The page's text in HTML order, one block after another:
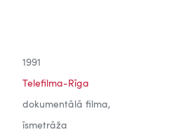
1991
Telefilma-Rīga
dokumentālā filma,
īsmetrāža